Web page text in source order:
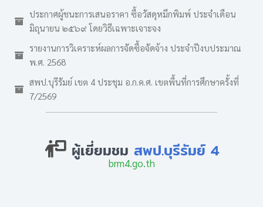
ประกาศผู้ชนะการเสนอราคา ซื้อวัสดุหมึกพิมพ์ ประจำเดือน
มิถุนายน ๒๕๖๙ โดยวิธีเฉพาะเจาะจง
รายงานการวิเคราะห์ผลการจัดซื้อจัดจ้าง ประจำปีงบประมาณ
พ.ศ. 2568
สพป.บุรีรัมย์ เขต 4 ประชุม อ.ก.ค.ศ. เขตพื้นที่การศึกษาครั้งที่
7/2569
ผู้เยี่ยมชม สพป.บุรีรัมย์ 4
brm4.go.th